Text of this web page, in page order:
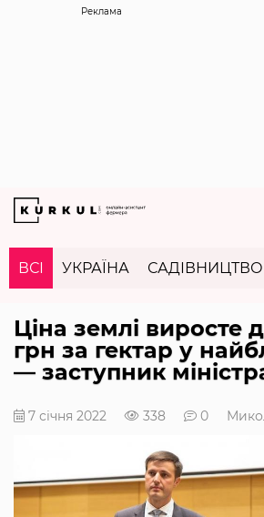
Реклама
ВСІ УКРАЇНА САДІВНИЦТВО
Ціна землі виросте
грн за гектар у
— заступник
7 січня 2022 338 0